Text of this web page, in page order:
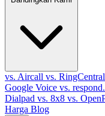
vs. Aircall vs. RingCentral
Google Voice vs.
Dialpad vs. 8x8 vs.
Harga Blog